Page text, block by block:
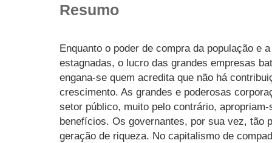
Resumo
Enquanto o poder de compra da população e
estagnadas, o lucro das grandes empresas
engana-se quem acredita que não há
crescimento. As grandes e poderosas
setor público, muito pelo contrário,
benefícios. Os governantes, por sua vez, tão
geração de riqueza. No capitalismo de